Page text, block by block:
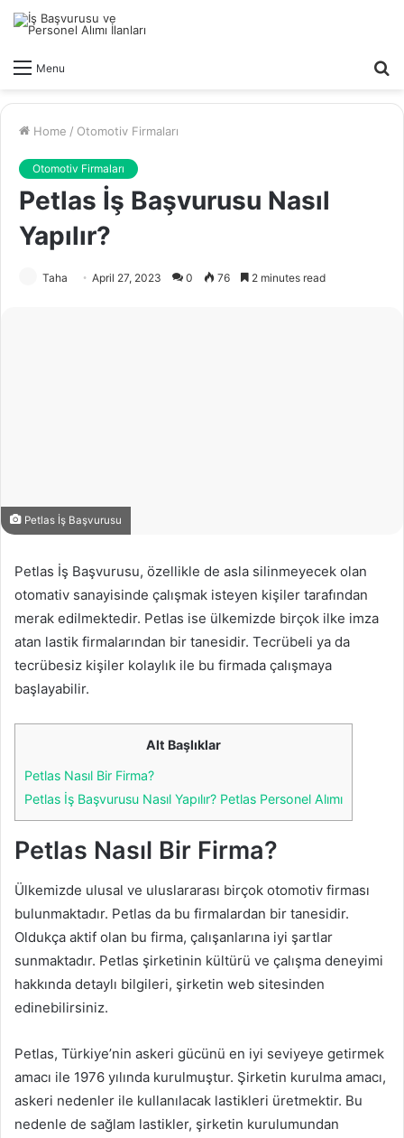
Menu
Home / Otomotiv Firmaları
Otomotiv Firmaları
Petlas İş Başvurusu Nasıl
Yapılır?
Taha April 27, 2023 0 76 2 minutes read
Petlas İş Başvurusu
Petlas İş Başvurusu, özellikle de asla silinmeyecek olan
otomativ sanayisinde çalışmak isteyen kişiler tarafından
merak edilmektedir. Petlas ise ülkemizde birçok ilke imza
atan lastik firmalarından bir tanesidir. Tecrübeli ya da
tecrübesiz kişiler kolaylık ile bu firmada çalışmaya
başlayabilir.
Alt Başlıklar
Petlas Nasıl Bir Firma?
Petlas İş Başvurusu Nasıl Yapılır? Petlas Personel Alımı
Petlas Nasıl Bir Firma?
Ülkemizde ulusal ve uluslararası birçok otomotiv firması
bulunmaktadır. Petlas da bu firmalardan bir tanesidir.
Oldukça aktif olan bu firma, çalışanlarına iyi şartlar
sunmaktadır. Petlas şirketinin kültürü ve çalışma deneyimi
hakkında detaylı bilgileri, şirketin web sitesinden
edinebilirsiniz.
Petlas, Türkiye’nin askeri gücünü en iyi seviyeye getirmek
amacı ile 1976 yılında kurulmuştur. Şirketin kurulma amacı,
askeri nedenler ile kullanılacak lastikleri üretmektir. Bu
nedenle de sağlam lastikler, şirketin kurulumundan